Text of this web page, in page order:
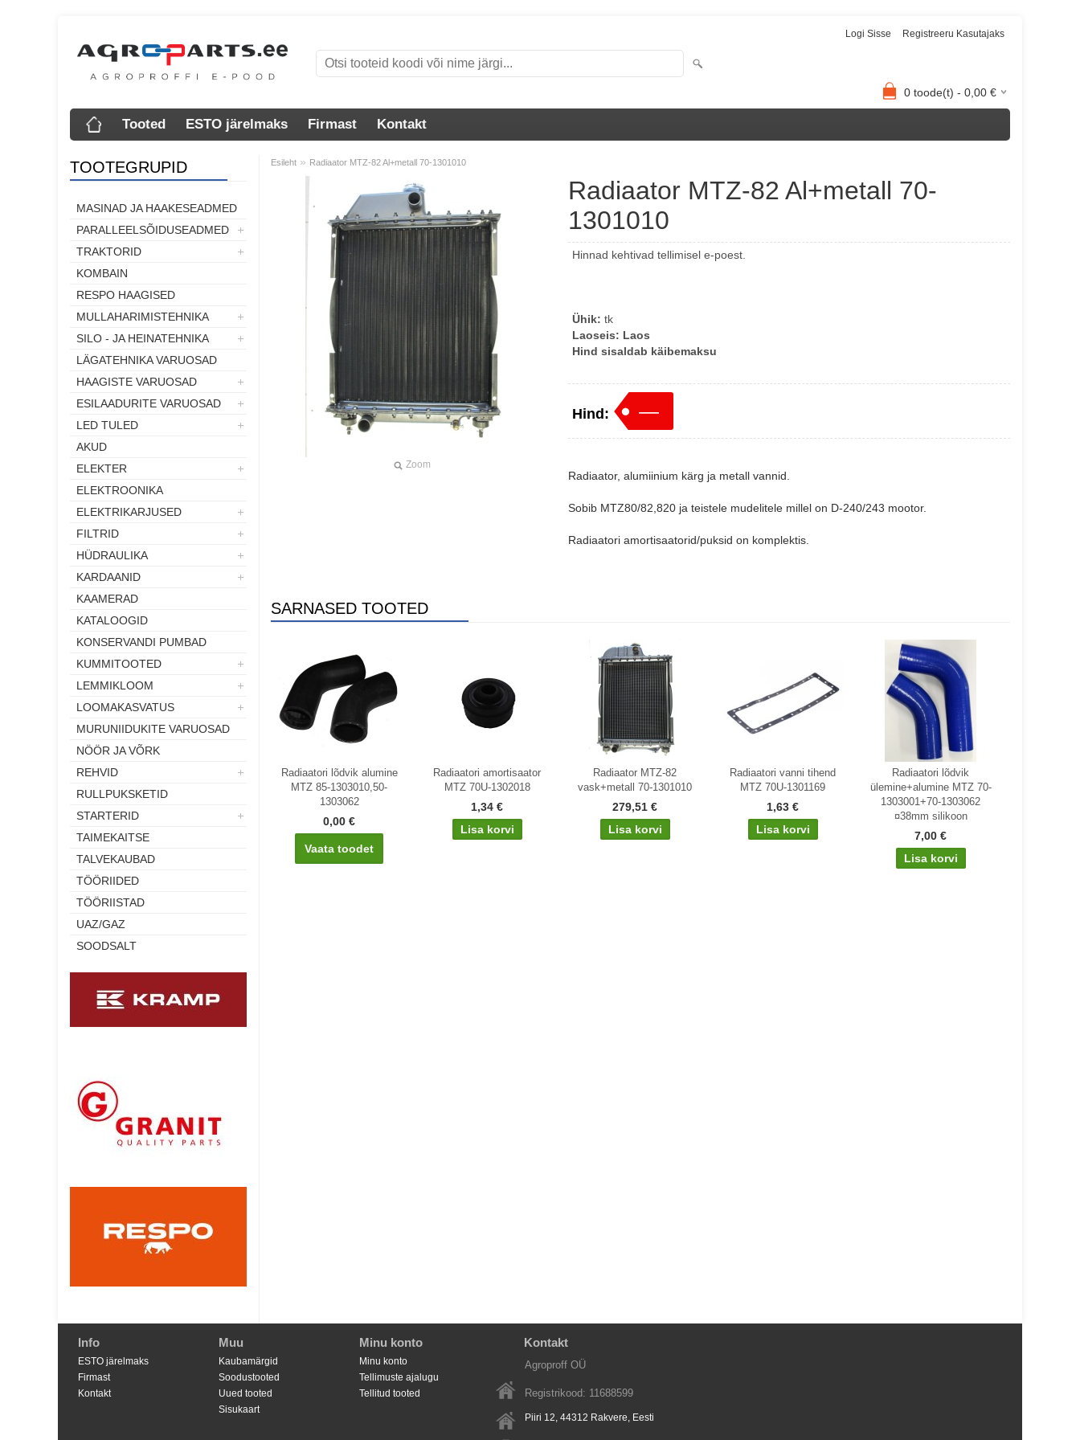
Logi Sisse Registreeru Kasutajaks
0 toode(t) - 0,00 €
Tooted ESTO järelmaks Firmast Kontakt
TOOTEGRUPID
MASINAD JA HAAKESEADMED
PARALLEELSÕIDUSEADMED
TRAKTORID
KOMBAIN
RESPO HAAGISED
MULLAHARIMISTEHNIKA
SILO - JA HEINATEHNIKA
LÄGATEHNIKA VARUOSAD
HAAGISTE VARUOSAD
ESILAADURITE VARUOSAD
LED TULED
AKUD
ELEKTER
ELEKTROONIKA
ELEKTRIKARJUSED
FILTRID
HÜDRAULIKA
KARDAANID
KAAMERAD
KATALOOGID
KONSERVANDI PUMBAD
KUMMITOOTED
LEMMIKLOOM
LOOMAKASVATUS
MURUNIIDUKITE VARUOSAD
NÖÖR JA VÕRK
REHVID
RULLPUKSKETID
STARTERID
TAIMEKAITSE
TALVEKAUBAD
TÖÖRIIDED
TÖÖRIISTAD
UAZ/GAZ
SOODSALT
Esileht » Radiaator MTZ-82 Al+metall 70-1301010
Zoom
Radiaator MTZ-82 Al+metall 70-
1301010
Hinnad kehtivad tellimisel e-poest.
Ühik: tk
Laoseis: Laos
Hind sisaldab käibemaksu
Hind: —
Radiaator, alumiinium kärg ja metall vannid.
Sobib MTZ80/82,820 ja teistele mudelitele millel on D-240/243 mootor.
Radiaatori amortisaatorid/puksid on komplektis.
SARNASED TOOTED
Radiaatori lõdvik alumine
MTZ 85-1303010,50-
1303062
0,00 €
Vaata toodet
Radiaatori amortisaator
MTZ 70U-1302018
1,34 €
Radiaator MTZ-82
vask+metall 70-1301010
279,51 €
Radiaatori vanni tihend
MTZ 70U-1301169
1,63 €
Radiaatori lõdvik
ülemine+alumine MTZ 70-
1303001+70-1303062
¤38mm silikoon
7,00 €
Info
ESTO järelmaks
Firmast
Kontakt
Muu
Kaubamärgid
Soodustooted
Uued tooted
Sisukaart
Minu konto
Minu konto
Tellimuste ajalugu
Tellitud tooted
Kontakt
Agroproff OÜ
Registrikood: 11688599
Piiri 12, 44312 Rakvere, Eesti